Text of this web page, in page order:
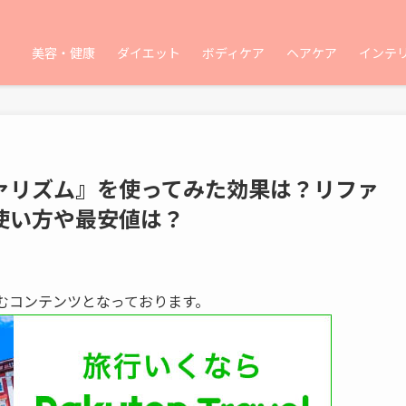
美容・健康 ダイエット ボディケア ヘアケア インテ
ズム』を使ってみた効果は？リファ
方や最安値は？
ンテンツとなっております。